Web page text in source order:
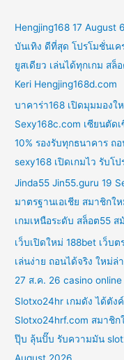
Hengjing168 17 August
บันเทิง ดีที่สุด โปรโมชั่นเค
ยูสเดียว เล่นได้ทุกเกม สล็
Keri Hengjing168d.com
บาคาร่า168 เปิดมุมมองใ
Sexy168c.com เซียนตัด
10% รองรับทุกธนาคาร ถ
sexy168 เปิดเกมไว รับโ
Jinda55 Jin55.guru 19
มาตรฐานเอเชีย สมาชิกใ
เกมเหนือระดับ สล็อต55
เว็บเปิดใหม่ 188bet เว็บ
เล่นง่าย ถอนได้จริง ใหม่
27 ส.ค. 26 casino online
Slotxo24hr เกมดัง ได้ตั
Slotxo24hrf.com สมาชิก
ปุ๊บ ลุ้นปั๊บ รับความมัน